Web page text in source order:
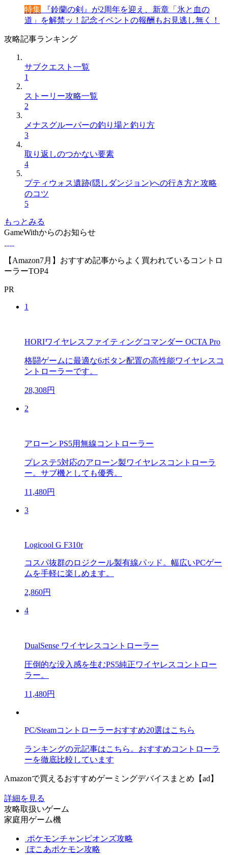
特集 『鈴蘭の剣』が2周年を迎え、新章「氷と血の
道」を解禁ッ！記念イベントの報酬もお見逃し無く！
攻略記事ランキング
サブクエスト一覧
1
ストーリー攻略一覧
2
メナスグルーパーの釣り場と釣り方
3
取り返しのつかない要素
4
プティウォス遺跡(隠しダンジョン)への行き方と攻略
のコツ
5
もっとみる
GameWithからのお知らせ
【Amazon7月】おすすめ記事からよく買われているコントロ
ーラーTOP4
PR
1
HORIワイヤレスファイティングコマンダー OCTA Pro
格闘ゲームに最適な6ボタン配置の高性能ワイヤレスコ
ントローラーです。
28,308円
2
アローン PS5用無線コントローラー
プレステ5対応のアローン製ワイヤレスコントローラ
ー。サブ機としても優秀。
11,480円
3
Logicool G F310r
コスパ抜群のロジクール製有線パッド。幅広いPCゲー
ムを手軽に楽しめます。
2,860円
4
DualSense ワイヤレスコントローラー
圧倒的な没入感を生むPS5純正ワイヤレスコントロー
ラー。
11,480円
PC/Steamコントローラーおすすめ20選はこちら
ランキングの元記事はこちら。おすすめコントローラ
ーを徹底比較しています
Amazonで買えるおすすめゲーミングデバイスまとめ【ad】
詳細を見る
攻略取扱いゲーム
家庭用ゲーム機
ポケモンチャンピオンズ攻略
ぽこあポケモン攻略